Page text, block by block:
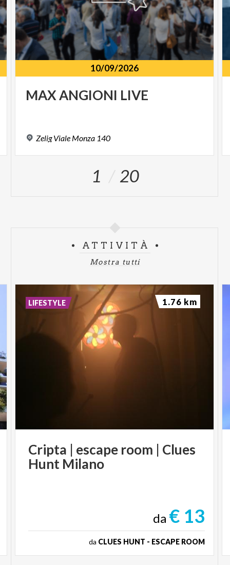
10/09/2026
MAXANGIONI LIVE
Zelig Viale Monza 140
1 20
ATTIVITÀ
Mostra tutti
Cripta | escape room | Clues
Hunt Milano
da € 13
da CLUES HUNT - ESCAPE ROOM
LIFESTYLE 1.76 km